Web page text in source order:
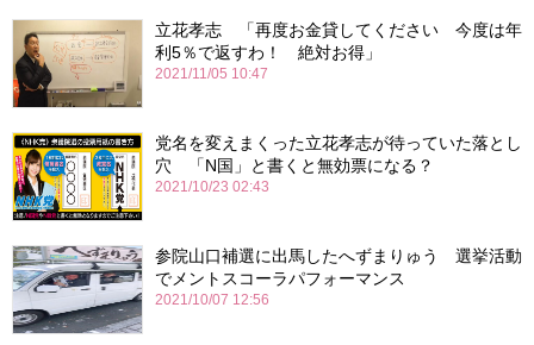
立花孝志 「再度お金貸してください 今度は年
利5％で返すわ！ 絶対お得」
2021/11/05 10:47
党名を変えまくった立花孝志が待っていた落とし
穴 「N国」と書くと無効票になる？
2021/10/23 02:43
参院山口補選に出馬したへずまりゅう 選挙活動
でメントスコーラパフォーマンス
2021/10/07 12:56